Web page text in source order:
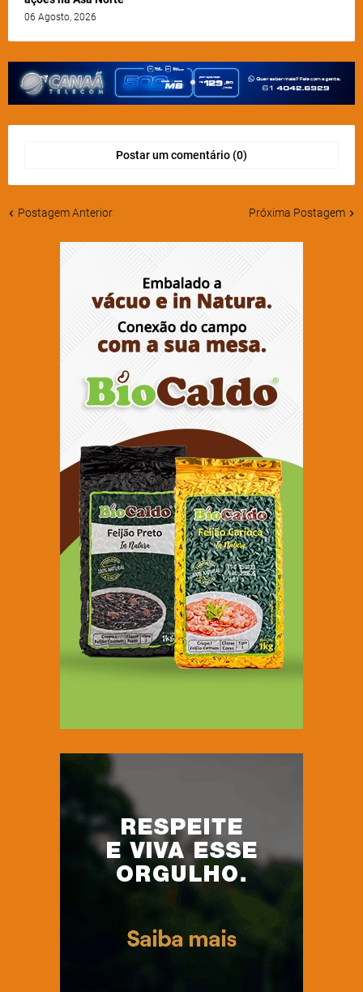
06 Agosto, 2026
Postar um comentário (0)
Postagem Anterior Próxima Postagem